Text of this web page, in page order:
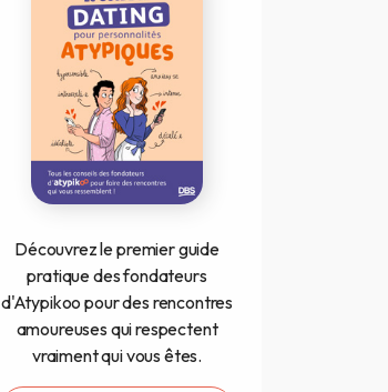
Découvrez le premier guide
pratique des fondateurs
d'Atypikoo pour des rencontres
amoureuses qui respectent
vraiment qui vous êtes.